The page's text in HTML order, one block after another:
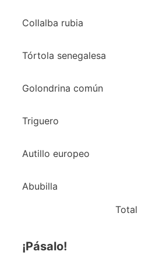
Collalba rubia
Tórtola senegalesa
Golondrina común
Triguero
Autillo europeo
Abubilla
Total
¡Pásalo!